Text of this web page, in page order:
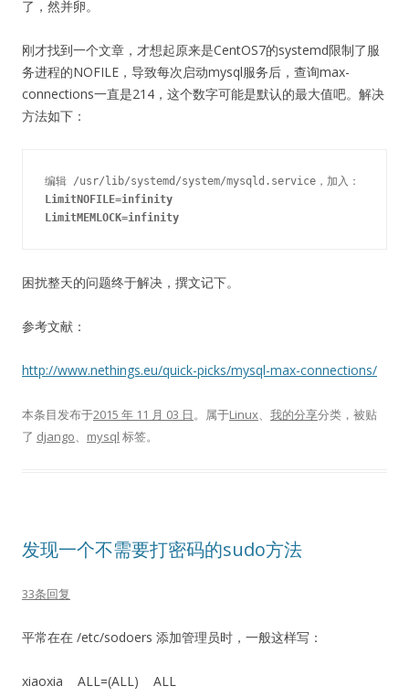
了，然并卵。
刚才找到一个文章，才想起原来是CentOS7的systemd限制了服
务进程的NOFILE，导致每次启动mysql服务后，查询max-
connections一直是214，这个数字可能是默认的最大值吧。解决
方法如下：
LimitNOFILE=infinity
LimitMEMLOCK=
困扰整天的问题终于解决，撰文记下。
参考文献：
http://www.nethings.eu/quick-picks/mysql-max-connections/
本条目发布于2015 年 11 月 03 日。属于Linux、 我的分享分类，被贴
了 django、 mysql 标签。
发现一个不需要打密码的sudo方法
33条回复
平常在在 /etc/sodoers 添加管理员时，一般这样写：
xiaoxia ALL=(ALL) ALL